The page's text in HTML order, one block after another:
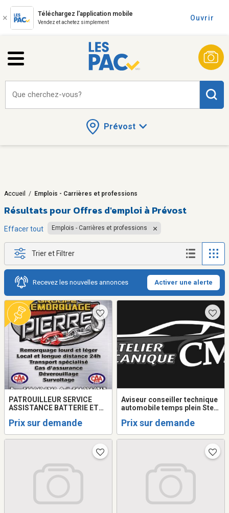
Téléchargez l'application mobile
Vendez et achetez simplement
Ouvrir
Prévost
Que cherchez-vous?
Accueil / Emplois - Carrières et professions
Résultats pour Offres d'emploi à Prévost
Effacer tout Emplois - Carrières et professions
Trier et Filtrer
Recevez les nouvelles annonces Activer une alerte
PATROUILLEUR SERVICE
ASSISTANCE BATTERIE ET
REMORQUEUSE/TOWING
Prix sur demande
Aviseur conseiller technique
automobile temps plein Ste-
Prix sur demande